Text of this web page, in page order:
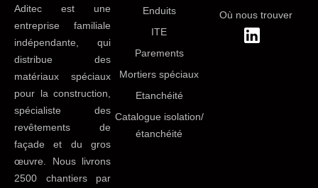
Aditec est une
entreprise familiale
indépendante, qui
distribue des
matériaux spéciaux
pour la construction,
spécialiste des
revêtements de
façade et du gros
œuvre. Nous livrons
2500 chantiers par
Enduits
ITE
Parements
Mortiers spéciaux
Etanchéité
Catalogue isolation/
étanchéité
Où nous trouver